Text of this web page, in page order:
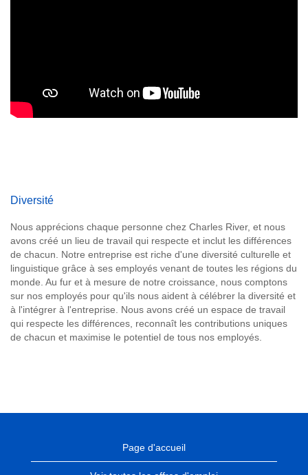
Diversité
Nous apprécions chaque personne chez Charles River, et nous
avons créé un lieu de travail qui respecte et inclut les différences
de chacun. Notre entreprise est riche d'une diversité culturelle et
linguistique grâce à ses employés venant de toutes les régions du
monde. Au fur et à mesure de notre croissance, nous comptons
sur nos employés pour qu'ils nous aident à célébrer la diversité et
à l'intégrer à l'entreprise. Nous avons créé un espace de travail
qui respecte les différences, reconnaît les contributions uniques
de chacun et maximise le potentiel de tous nos employés.
Page d'accueil